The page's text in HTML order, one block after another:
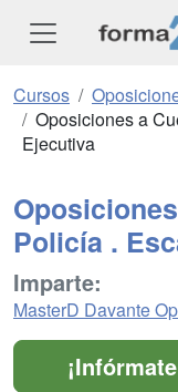
Cursos
Oposiciones a
Ejecutiva
Policía .
Imparte:
MasterD Davante